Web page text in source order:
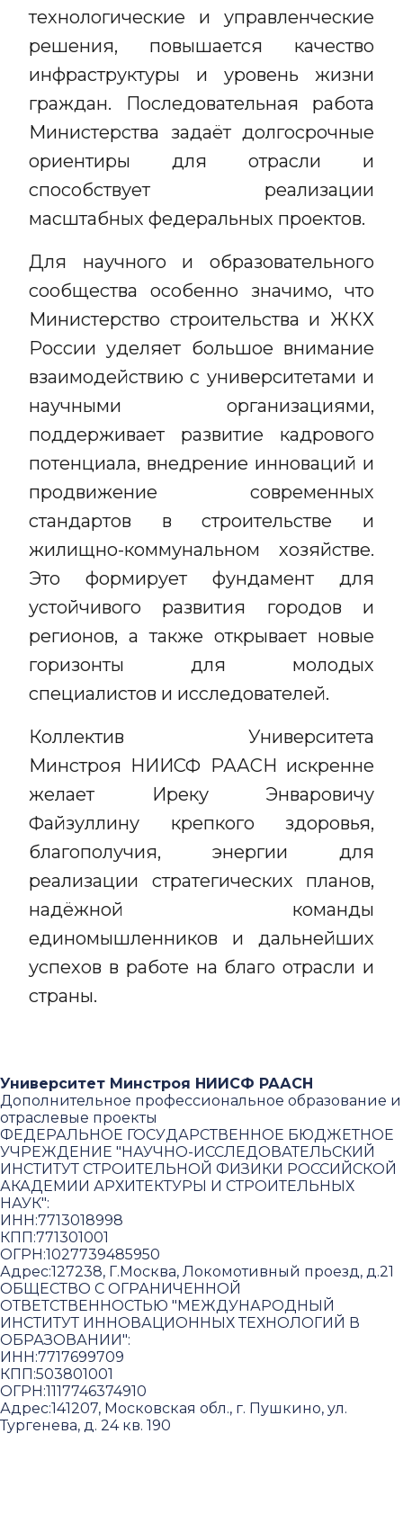
технологические и управленческие
решения, повышается качество
инфраструктуры и уровень жизни
граждан. Последовательная работа
Министерства задаёт долгосрочные
ориентиры для отрасли и
способствует реализации
масштабных федеральных проектов.
Для научного и образовательного
сообщества особенно значимо, что
Министерство строительства и ЖКХ
России уделяет большое внимание
взаимодействию с университетами и
научными организациями,
поддерживает развитие кадрового
потенциала, внедрение инноваций и
продвижение современных
стандартов в строительстве и
жилищно-коммунальном хозяйстве.
Это формирует фундамент для
устойчивого развития городов и
регионов, а также открывает новые
горизонты для молодых
специалистов и исследователей.
Коллектив Университета
Минстроя НИИСФ РААСН искренне
желает Иреку Энваровичу
Файзуллину крепкого здоровья,
благополучия, энергии для
реализации стратегических планов,
надёжной команды
единомышленников и дальнейших
успехов в работе на благо отрасли и
страны.
Университет Минстроя НИИСФ РААСН
Дополнительное профессиональное образование и
отраслевые проекты
ФЕДЕРАЛЬНОЕ ГОСУДАРСТВЕННОЕ БЮДЖЕТНОЕ
УЧРЕЖДЕНИЕ "НАУЧНО-ИССЛЕДОВАТЕЛЬСКИЙ
ИНСТИТУТ СТРОИТЕЛЬНОЙ ФИЗИКИ РОССИЙСКОЙ
АКАДЕМИИ АРХИТЕКТУРЫ И СТРОИТЕЛЬНЫХ
НАУК":
ИНН:7713018998
КПП:771301001
ОГРН:1027739485950
Адрес:127238, Г.Москва, Локомотивный проезд, д.21
ОБЩЕСТВО С ОГРАНИЧЕННОЙ
ОТВЕТСТВЕННОСТЬЮ "МЕЖДУНАРОДНЫЙ
ИНСТИТУТ ИННОВАЦИОННЫХ ТЕХНОЛОГИЙ В
ОБРАЗОВАНИИ":
ИНН:7717699709
КПП:503801001
ОГРН:1117746374910
Адрес:141207, Московская обл., г. Пушкино, ул.
Тургенева, д. 24 кв. 190